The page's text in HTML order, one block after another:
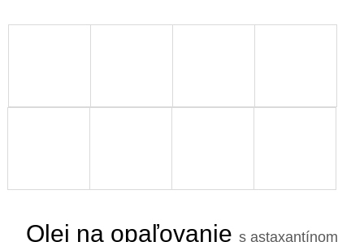
Olej na opaľovanie s astaxantínom